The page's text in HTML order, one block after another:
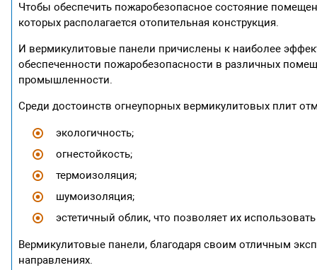
Чтобы обеспечить пожаробезопасное состояние
которых располагается отопительная конструкция.
И вермикулитовые панели причислены к наиболее
обеспеченности пожаробезопасности в различных
промышленности.
Среди достоинств огнеупорных вермикулитовых плит
экологичность;
огнестойкость;
термоизоляция;
шумоизоляция;
эстетичный облик, что позволяет их
Вермикулитовые панели, благодаря своим отличным
направлениях.